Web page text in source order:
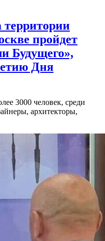
территории
пройдет
Будущего»,
Дня
3000 человек, среди
архитекторы,